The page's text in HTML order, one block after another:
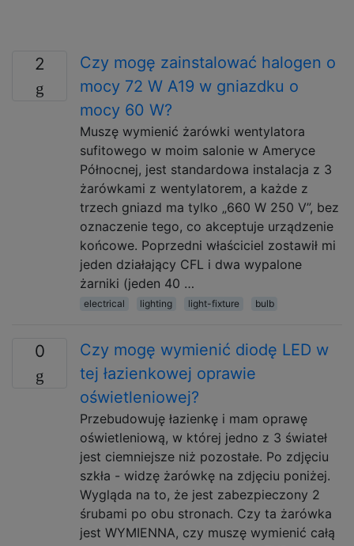
2
Czy mogę zainstalować halogen o
mocy 72 W A19 w gniazdku o
mocy 60 W?
Muszę wymienić żarówki wentylatora
sufitowego w moim salonie w Ameryce
Północnej, jest standardowa instalacja z 3
żarówkami z wentylatorem, a każde z
trzech gniazd ma tylko „660 W 250 V”, bez
oznaczenie tego, co akceptuje urządzenie
końcowe. Poprzedni właściciel zostawił mi
jeden działający CFL i dwa wypalone
żarniki (jeden 40 …
electrical lighting light-fixture bulb
0
Czy mogę wymienić diodę LED w
tej łazienkowej oprawie
oświetleniowej?
Przebudowuję łazienkę i mam oprawę
oświetleniową, w której jedno z 3 świateł
jest ciemniejsze niż pozostałe. Po zdjęciu
szkła - widzę żarówkę na zdjęciu poniżej.
Wygląda na to, że jest zabezpieczony 2
śrubami po obu stronach. Czy ta żarówka
jest WYMIENNA, czy muszę wymienić całą